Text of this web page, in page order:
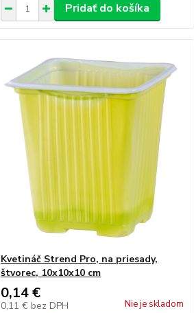
Pridať do košíka
Kvetináč Strend Pro, na priesady,
štvorec, 10x10x10 cm
0,14 €
0,11 € bez DPH Nie je skladom